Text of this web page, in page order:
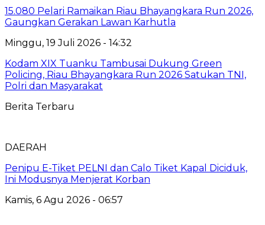
15.080 Pelari Ramaikan Riau Bhayangkara Run 2026,
Gaungkan Gerakan Lawan Karhutla
Minggu, 19 Juli 2026 - 14:32
Kodam XIX Tuanku Tambusai Dukung Green
Policing, Riau Bhayangkara Run 2026 Satukan TNI,
Polri dan Masyarakat
Berita Terbaru
DAERAH
Penipu E-Tiket PELNI dan Calo Tiket Kapal Diciduk,
Ini Modusnya Menjerat Korban
Kamis, 6 Agu 2026 - 06:57